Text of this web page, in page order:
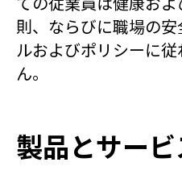
則、ならびに職場の
ルおよびポリシーに
ん。
製品とサー